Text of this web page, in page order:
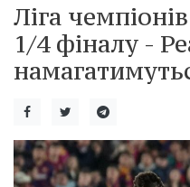
Ліга
1/4 фіналу -